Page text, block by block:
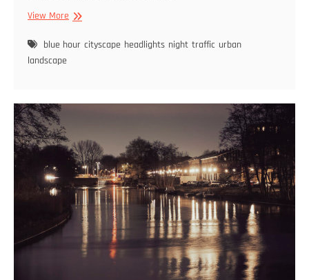
View MoreTraffic
shine
blue hour cityscape headlights night traffic urban
landscape